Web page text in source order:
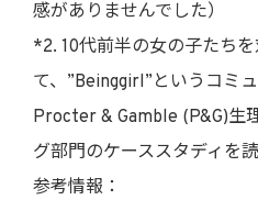
感がありませんでした）
*2. 10代前半の女の子たち
て、”Beinggirl”というコミ
Procter & Gamble (P&G)生
グ部門のケーススタディを
参考情報：